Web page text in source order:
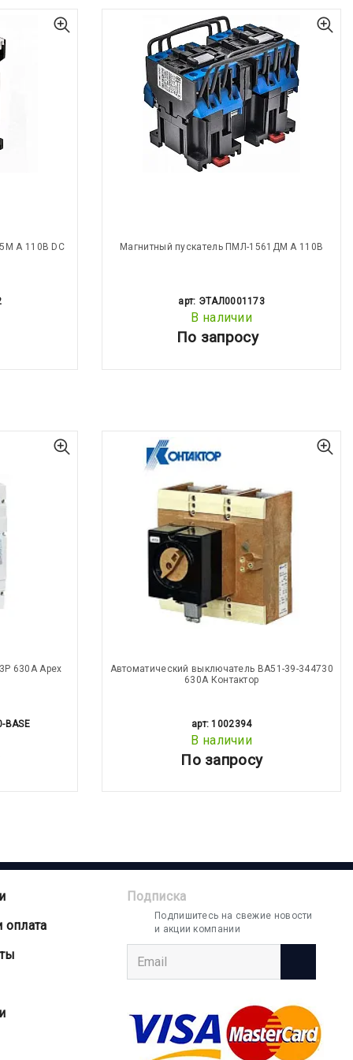
А 110В DC Магнитный пускатель ПМЛ-1561ДМ А 110В
арт: ЭТАЛ0001173
В наличии
По запросу
630А Apex
BASE
Автоматический выключатель ВА51-39-344730
630А Контактор
арт: 1002394
В наличии
По запросу
Подписка
Подпишитесь на свежие новости
и акции компании
оплата